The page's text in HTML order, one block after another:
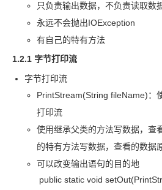
只负责输出数据，不负责读取数
永远不会抛出IOException
有自己的特有方法
1.2.1 字节打印流
字节打印流
PrintStream(String fileName)：
打印流
使用继承父类的方法写数据，查
的特有方法写数据，查看的数据
可以改变输出语句的目的地
public static void